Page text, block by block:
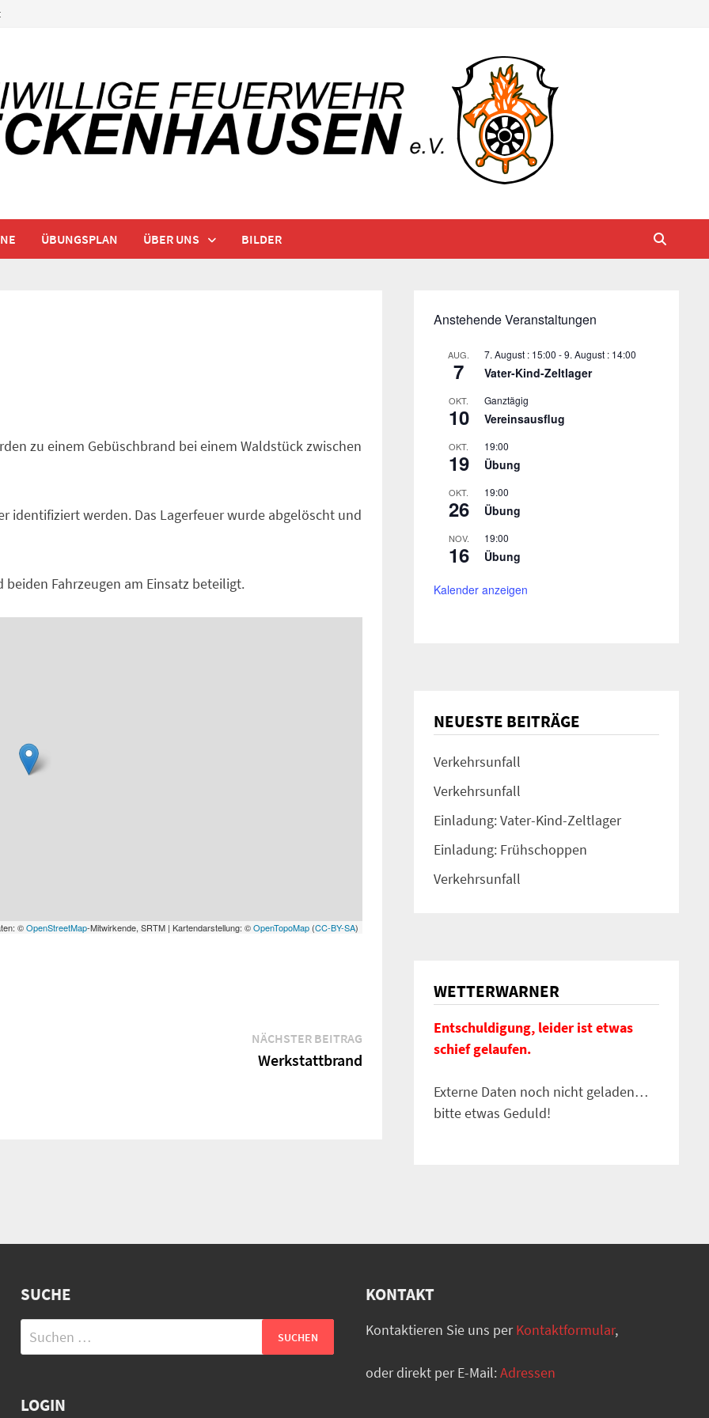
ÜBUNGSPLAN ÜBER UNS BILDER
zu einem Gebüschbrand bei einem Waldstück zwischen
identifiziert werden. Das Lagerfeuer wurde abgelöscht und
Fahrzeugen am Einsatz beteiligt.
©OpenStreetMap-Mitwirkende, SRTM | Kartendarstellung: ©OpenTopoMap(CC-BY-SA)
NÄCHSTER BEITRAGNächster
Beitrag:
Werkstattbrand
Anstehende Veranstaltungen
AUG.
7
7. August : 15:00 -9. August : 14:00
Vater-Kind-Zeltlager
OKT.
10
Ganztägig
Vereinsausflug
OKT.
19
19:00
Übung
OKT.
26
19:00
Übung
NOV.
16
19:00
Übung
Kalender anzeigen
NEUESTE BEITRÄGE
Verkehrsunfall
Verkehrsunfall
Einladung: Vater-Kind-Zeltlager
Einladung: Frühschoppen
Verkehrsunfall
WETTERWARNER
Entschuldigung, leider ist etwas
schief gelaufen.
Externe Daten noch nicht geladen…
bitte etwas Geduld!
SUCHE
Suchen
nach:
LOGIN
KONTAKT
Kontaktieren Sie uns perKontaktformular,
oder direkt per E-Mail:Adressen